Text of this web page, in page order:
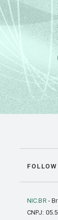
NIC.BR-
CNPJ: